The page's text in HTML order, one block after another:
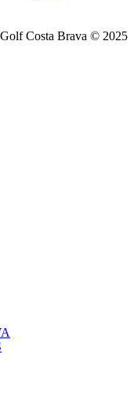
Costa Brava © 2025